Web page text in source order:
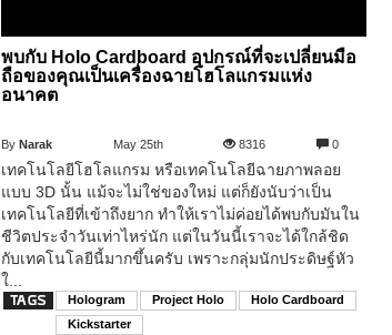
พบกับ Holo Cardboard อุปกรณ์ที่จะเปลี่ยนมือ
ถือของคุณเป็นเครื่องฉายโฮโลแกรมแห่ง
อนาคต
ByNarak May 25th 8316 0
เทคโนโลยีโฮโลแกรม หรือเทคโนโลยีฉายภาพลอย
แบบ 3D นั้น แม้จะไม่ใช่ของใหม่ แต่ก็ยังนับว่าเป็น
เทคโนโลยีที่เข้าถึงยาก ทำให้เราไม่ค่อยได้พบกับมันใน
ชีวิตประจำวันเท่าไหร่นัก แต่ในวันนี้เราจะได้ใกล้ชิด
กับเทคโนโลยีนี้มากขึ้นครับ เพราะกลุ่มนักประดิษฐ์หัว
ใ...
Hologram Project Holo
Holo Cardboard
Kickstarter